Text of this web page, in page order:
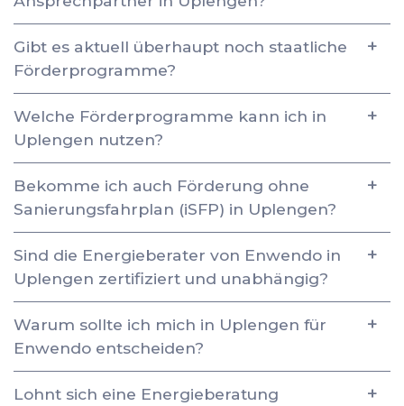
Gibt es aktuell überhaupt noch staatliche
Förderprogramme?
Welche Förderprogramme kann ich in
Uplengen nutzen?
Bekomme ich auch Förderung ohne
Sanierungsfahrplan (iSFP) in Uplengen?
Sind die Energieberater von Enwendo in
Uplengen zertifiziert und unabhängig?
Warum sollte ich mich in Uplengen für
Enwendo entscheiden?
Lohnt sich eine Energieberatung